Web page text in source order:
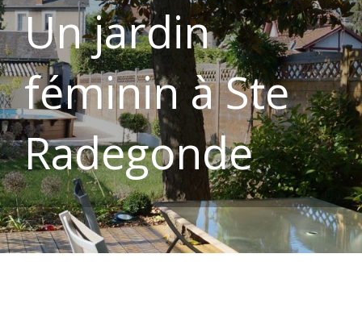
Un jardin
féminin à Ste
Radegonde